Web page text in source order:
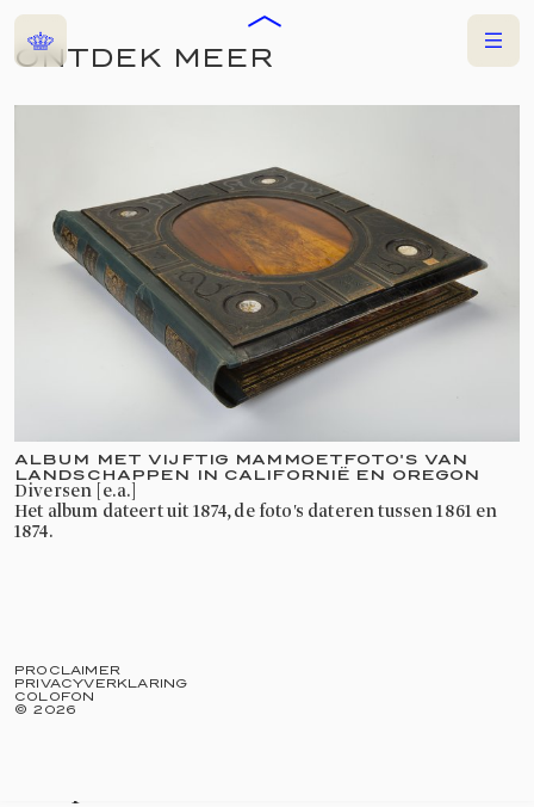
Home Menu
AMERICAN
PHOTOGRAPHY
7 FEBRUARI 2025—
9 JUNI 2025
RIJKSMUSEUM
Het Rijksmuseum presenteert
aankomend voorjaar het eerste grote
ONTDEK MEER
ALBUM MET VIJFTIG MAMMOETFOTO'S VAN
LANDSCHAPPEN IN CALIFORNIË EN OREGON
diversen [e.a.]
Het album dateert uit 1874, de foto's dateren tussen 1861 en
1874.
PROCLAIMER
PRIVACYVERKLARING
COLOFON
©2026